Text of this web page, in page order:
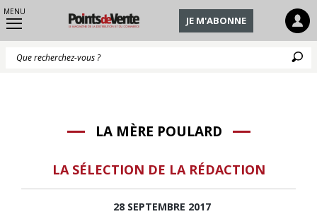
MENU
JE M'ABONNE
LA MÈRE POULARD
LA SÉLECTION DE LA RÉDACTION
28 SEPTEMBRE 2017